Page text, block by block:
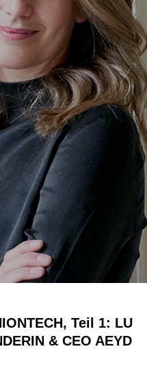
Teil 1: LU
& CEO AEYD